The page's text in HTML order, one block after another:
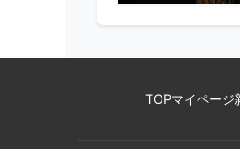
TOPマイページ